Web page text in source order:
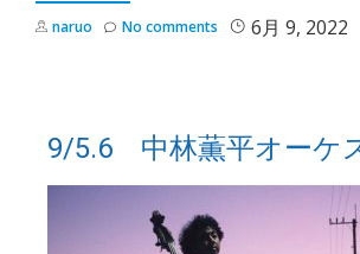
naruo 6月 9, 2022
No comments
9/5.6 中林薫平オーケ